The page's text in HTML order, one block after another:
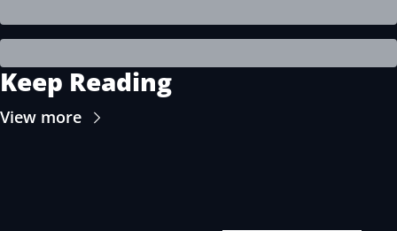
Keep Reading
View more